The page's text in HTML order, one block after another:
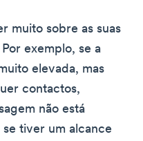
muito sobre as suas
exemplo, se a
elevada, mas
contactos,
não está
tiver um alcance